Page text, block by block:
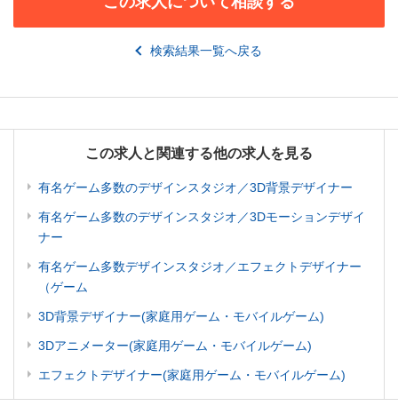
検索結果一覧へ戻る
この求人と関連する他の求人を見る
有名ゲーム多数のデザインスタジオ／3D背景デザイナー
有名ゲーム多数のデザインスタジオ／3Dモーションデザイ
ナー
有名ゲーム多数デザインスタジオ／エフェクトデザイナー
（ゲーム
3D背景デザイナー(家庭用ゲーム・モバイルゲーム)
3Dアニメーター(家庭用ゲーム・モバイルゲーム)
エフェクトデザイナー(家庭用ゲーム・モバイルゲーム)